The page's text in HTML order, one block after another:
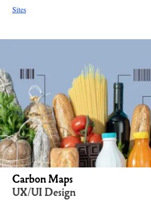
Sites
Carbon Maps
UX/UI Design